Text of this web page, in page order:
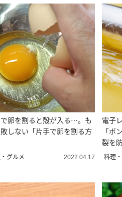
卵を割ると殻が入る…。も
しない「片手で卵を割る方
グルメ 2022.04.17
電子
「ポ
裂を
料理